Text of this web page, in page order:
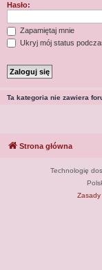
Hasło:
Zapamiętaj mnie
Ukryj mój status
Ta kategoria nie zawiera
Strona główna
Technologię